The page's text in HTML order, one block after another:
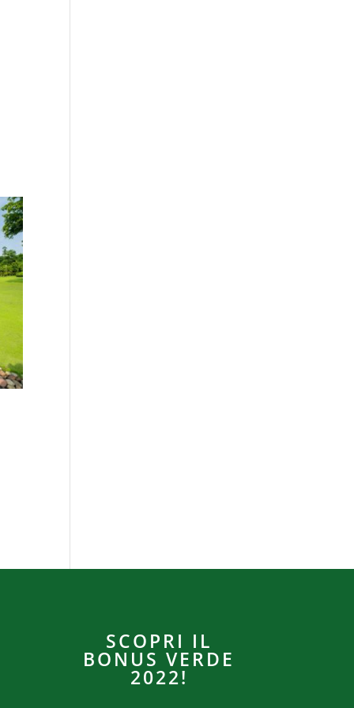
SCOPRI IL
BONUS VERDE
2022!